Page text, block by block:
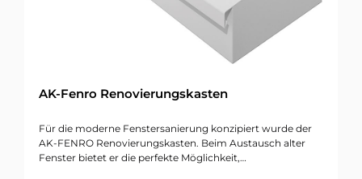
AK-Fenro Renovierungskasten
Für die moderne Fenstersanierung konzipiert wurde der
AK-FENRO Renovierungskasten. Beim Austausch alter
Fenster bietet er die perfekte Möglichkeit,…